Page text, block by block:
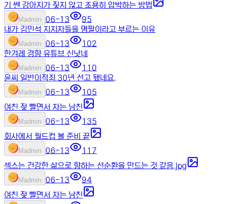
기 쎈 강아지가 짖지 않고 조용히 압박하는 방법
Madmin 06-13
95
내가 김민석 지지자들을 명팔이라고 부르는 이유
Madmin 06-13
102
한겨레 경향 유튜브 신낫네
Madmin 06-13
110
윤씨 일반이적죄 30년 선고 됐네요.
Madmin 06-13
105
여친 젖 빨면서 자는 남친
Madmin 06-13
135
회사에서 월드컵 볼 준비 끝
Madmin 06-13
117
섹스는 건강한 삶으로 향하는 선순환을 만드는 것 같음.jpg
Madmin 06-13
94
여친 젖 빨면서 자는 남친